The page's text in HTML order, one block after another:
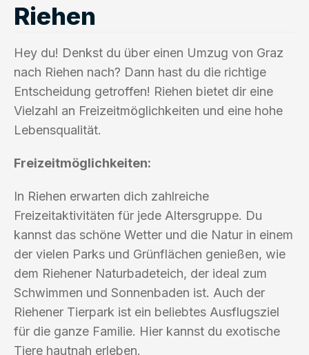
Riehen
Hey du! Denkst du über einen Umzug von Graz
nach Riehen nach? Dann hast du die richtige
Entscheidung getroffen! Riehen bietet dir eine
Vielzahl an Freizeitmöglichkeiten und eine hohe
Lebensqualität.
Freizeitmöglichkeiten:
In Riehen erwarten dich zahlreiche
Freizeitaktivitäten für jede Altersgruppe. Du
kannst das schöne Wetter und die Natur in einem
der vielen Parks und Grünflächen genießen, wie
dem Riehener Naturbadeteich, der ideal zum
Schwimmen und Sonnenbaden ist. Auch der
Riehener Tierpark ist ein beliebtes Ausflugsziel
für die ganze Familie. Hier kannst du exotische
Tiere hautnah erleben.